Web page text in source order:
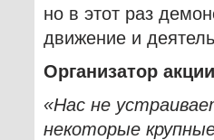
но в этот раз
движение и
Организатор
«Нас не
некоторые